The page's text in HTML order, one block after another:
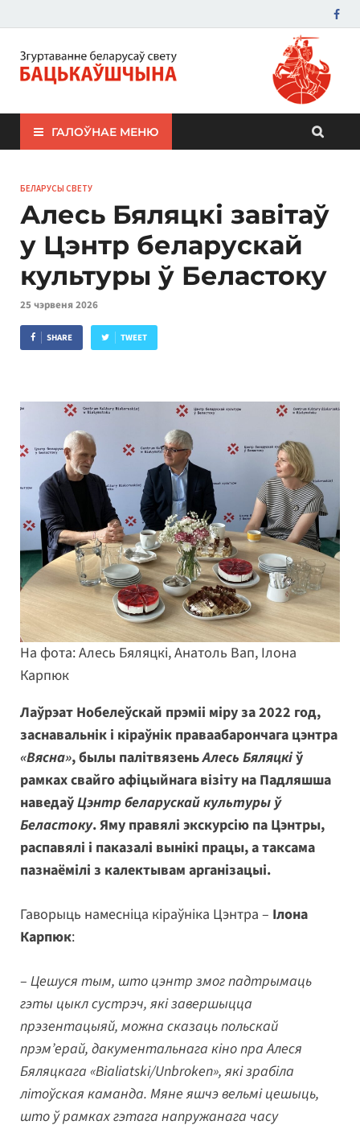
ЗБС "Бацькаўшчына"
ГАЛОЎНАЕ МЕНЮ
БЕЛАРУСЫ СВЕТУ
Алесь Бяляцкі завітаў
у Цэнтр беларускай
культуры ў Беластоку
25 чэрвеня 2026
SHARE TWEET
На фота: Алесь Бяляцкі, Анатоль Вап, Ілона
Карпюк
Лаўрэат Нобелеўскай прэміі міру за 2022 год,
заснавальнік і кіраўнік праваабарончага цэнтра
«Вясна», былы палітвязеньАлесь Бяляцкіў
рамках свайго афіцыйнага візіту на Падляшша
наведаўЦэнтр беларускай культуры ў
Беластоку. Яму правялі экскурсію па Цэнтры,
распавялі і паказалі вынікі працы, а таксама
пазнаёмілі з калектывам арганізацыі.
Гаворыць намесніца кіраўніка Цэнтра – Ілона
Карпюк:
– Цешуся тым, што цэнтр змог падтрымаць
гэты цыкл сустрэч, які завершыцца
прэзентацыяй, можна сказаць польскай
прэм’ерай, дакументальнага кіно пра Алеся
Бяляцкага «Bialiatski/Unbroken», які зрабіла
літоўская каманда. Мяне яшчэ вельмі цешыць,
што ў рамках гэтага напружанага часу